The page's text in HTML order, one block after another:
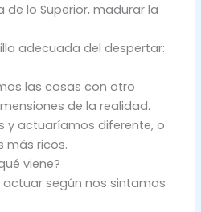
de lo Superior, madurar la
adecuada del despertar:
las cosas con otro
de la realidad.
y actuaríamos diferente, o
más ricos.
viene?
según nos sintamos